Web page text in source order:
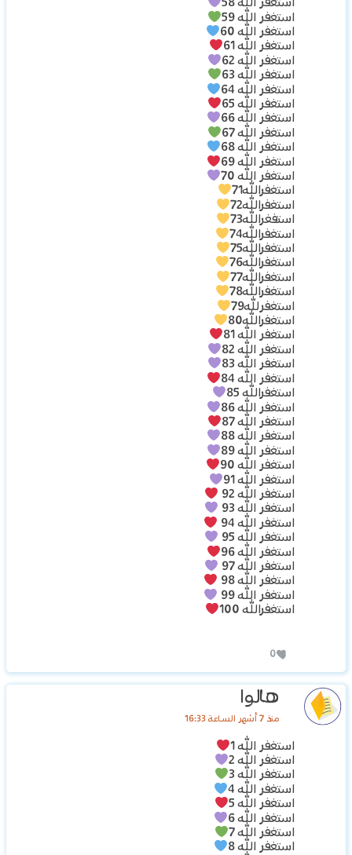
استغفر الله 58
استغفر الله 59
استغفر الله 60
استغفر الله 61
استغفر الله 62
استغفر الله 63
استغفر الله 64
استغفر الله 65
استغفر الله 66
استغفر الله 67
استغفر الله 68
استغفر الله 69
استغفر الله 70
استغفرالله71
استغفرالله72
استفغرالله73
استغفرالله74
استغفرالله75
استغفرالله76
استغفرالله77
استغفرالله78
استغفرلله79
استغفرالله80
استغفر الله 81
استغفر الله 82
استغفر الله 83
استغفر الله 84
استغفرالله 85
استغفر الله 86
استغفر الله 87
استغفر الله 88
استغفر الله 89
استغفر الله 90
استغفر الله 91
استغفر الله 92
استغفر الله 93
استغفر الله 94
استغفر الله 95
استغفر الله 96
استغفر الله 97
استغفر الله 98
استغفر الله 99
استغفرالله 100
0
هالوا
منذ 7 أشهر الساعة 16:33
استغفر الله 1
استغفر الله 2
استغفر الله 3
استغفر الله 4
استغفر الله 5
استغفر الله 6
استغفر الله 7
استغفر الله 8